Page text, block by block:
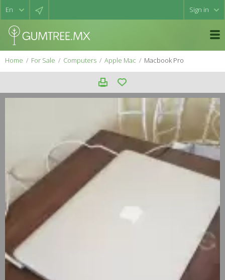
Sign in
Home For Sale Computers Apple Mac Macbook Pro